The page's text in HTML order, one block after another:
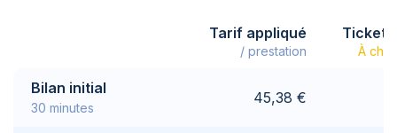
Tarif appliqué
/ prestation
Ticket
À
Bilan initial
30 minutes
45,38 €